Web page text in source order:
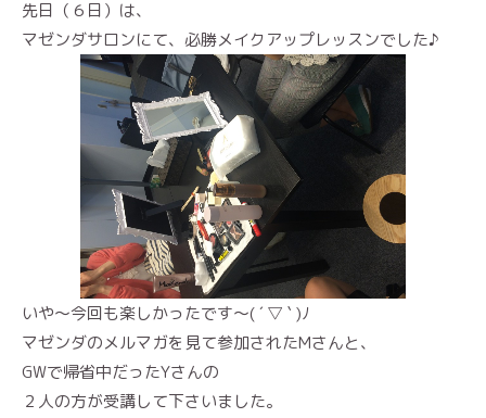
先日（６日）は、
マゼンダサロンにて、必勝メイクアップレッスンでした♪
いや～今回も楽しかったです～( ´ ▽ ` )ﾉ
マゼンダのメルマガを見て参加されたMさんと、
GWで帰省中だったYさんの
２人の方が受講して下さいました。